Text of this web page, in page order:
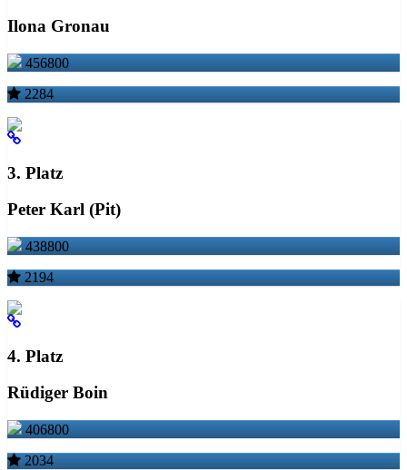
Ilona Gronau
456800
2284
3. Platz
Peter Karl (Pit)
438800
2194
4. Platz
Rüdiger Boin
406800
2034